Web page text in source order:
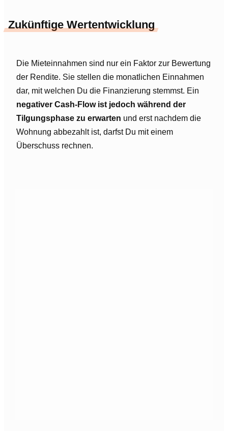
Zukünftige Wertentwicklung
Die Mieteinnahmen sind nur ein Faktor zur Bewertung
der Rendite. Sie stellen die monatlichen Einnahmen
dar, mit welchen Du die Finanzierung stemmst. Ein
negativer Cash-Flow ist jedoch während der
Tilgungsphase zu erwarten und erst nachdem die
Wohnung abbezahlt ist, darfst Du mit einem
Überschuss rechnen.